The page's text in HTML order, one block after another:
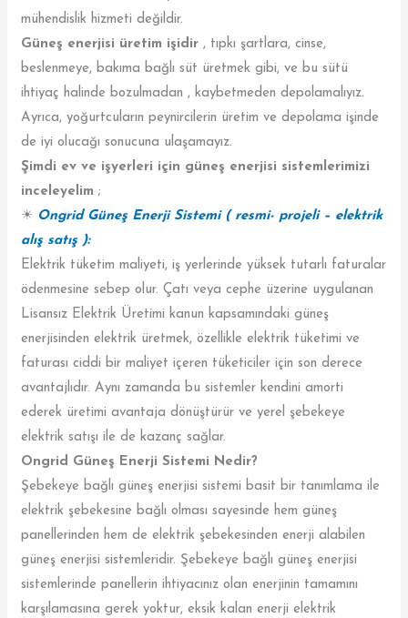
mühendislik hizmeti değildir.
Güneş enerjisi üretim işidir , tıpkı şartlara, cinse,
beslenmeye, bakıma bağlı süt üretmek gibi, ve bu sütü
ihtiyaç halinde bozulmadan , kaybetmeden depolamalıyız.
Ayrıca, yoğurtcuların peynircilerin üretim ve depolama işinde
de iyi olucağı sonucuna ulaşamayız.
Şimdi ev ve işyerleri için güneş enerjisi sistemlerimizi
inceleyelim;
☀ Ongrid Güneş Enerji Sistemi ( resmi- projeli – elektrik
alış satış ):
Elektrik tüketim maliyeti, iş yerlerinde yüksek tutarlı faturalar
ödenmesine sebep olur. Çatı veya cephe üzerine uygulanan
Lisansız Elektrik Üretimi kanun kapsamındaki güneş
enerjisinden elektrik üretmek, özellikle elektrik tüketimi ve
faturası ciddi bir maliyet içeren tüketiciler için son derece
avantajlıdır. Aynı zamanda bu sistemler kendini amorti
ederek üretimi avantaja dönüştürür ve yerel şebekeye
elektrik satışı ile de kazanç sağlar.
Ongrid Güneş Enerji Sistemi Nedir?
Şebekeye bağlı güneş enerjisi sistemi basit bir tanımlama ile
elektrik şebekesine bağlı olması sayesinde hem güneş
panellerinden hem de elektrik şebekesinden enerji alabilen
güneş enerjisi sistemleridir. Şebekeye bağlı güneş enerjisi
sistemlerinde panellerin ihtiyacınız olan enerjinin tamamını
karşılamasına gerek yoktur, eksik kalan enerji elektrik